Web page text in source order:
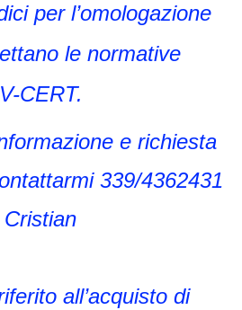
per l’omologazione
le normative
CERT.
e richiesta
339/4362431
Cristian
all’acquisto di